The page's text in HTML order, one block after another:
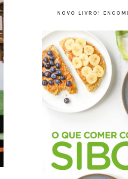
NOVO LIVRO!